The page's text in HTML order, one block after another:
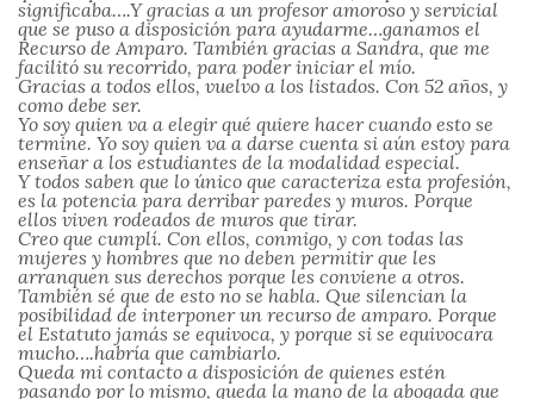
significaba….Y gracias a un profesor amoroso y servicial
que se puso a disposición para ayudarme…ganamos el
Recurso de Amparo. También gracias a Sandra, que me
facilitó su recorrido, para poder iniciar el mío.
Gracias a todos ellos, vuelvo a los listados. Con 52 años, y
como debe ser.
Yo soy quien va a elegir qué quiere hacer cuando esto se
termine. Yo soy quien va a darse cuenta si aún estoy para
enseñar a los estudiantes de la modalidad especial.
Y todos saben que lo único que caracteriza esta profesión,
es la potencia para derribar paredes y muros. Porque
ellos viven rodeados de muros que tirar.
Creo que cumplí. Con ellos, conmigo, y con todas las
mujeres y hombres que no deben permitir que les
arranquen sus derechos porque les conviene a otros.
También sé que de esto no se habla. Que silencian la
posibilidad de interponer un recurso de amparo. Porque
el Estatuto jamás se equivoca, y porque si se equivocara
mucho….habría que cambiarlo.
Queda mi contacto a disposición de quienes estén
pasando por lo mismo, queda la mano de la abogada que